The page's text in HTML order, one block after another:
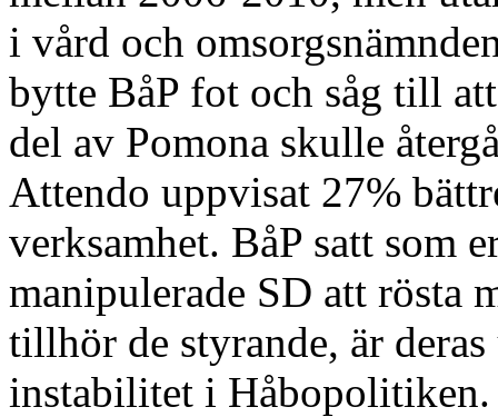
i vård och
bytte BåP fot och såg till
del av Pomona skulle
Attendo uppvisat 27%
verksamhet. BåP satt som
manipulerade SD att rösta
tillhör de styrande, är
instabilitet i Håbopolitiken.